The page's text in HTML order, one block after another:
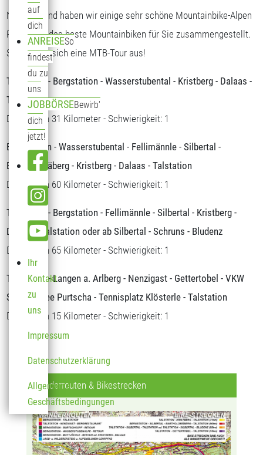
auf
dich
ANREISESo
findest
du zu
uns
JOBBÖRSEBewirb'
dich
jetzt!
Ihr
Kontakt
zu
uns
Impressum
Datenschutzerklärung
Allgemeine
Geschäftsbedingungen
Nachstehend haben wir einige sehr schöne Mountainbike-Alpen
Routen für das beste Mountainbiken für Sie zusammengestellt.
Suchen sie sich eine MTB-Tour aus!
Talstation - Bergstation - Wasserstubental - Kristberg - Dalaas -
Talstation
Distanz: ca 31 Kilometer - Schwierigkeit: 1
Bergstation - Wasserstubental - Fellimännle - Silbertal -
Bartholomäberg - Kristberg - Dalaas - Talstation
Distanz: ca 60 Kilometer - Schwierigkeit: 1
Talstation - Bergstation - Fellimännle - Silbertal - Kristberg -
Dalaas - Talstation oder ab Silbertal - Schruns - Bludenz
Distanz: ca 65 Kilometer - Schwierigkeit: 1
Talstation - Langen a. Arlberg - Nenzigast - Gettertobel - VKW
Speichersee Purtscha - Tennisplatz Klösterle - Talstation
Distanz: ca 15 Kilometer - Schwierigkeit: 1
Wanderrouten & Bikestrecken